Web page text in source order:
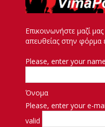
Επικοινωνήστε μαζί
απευθείας στην φόρμα
Please, enter your name
Όνομα
Please, enter your e-
valid